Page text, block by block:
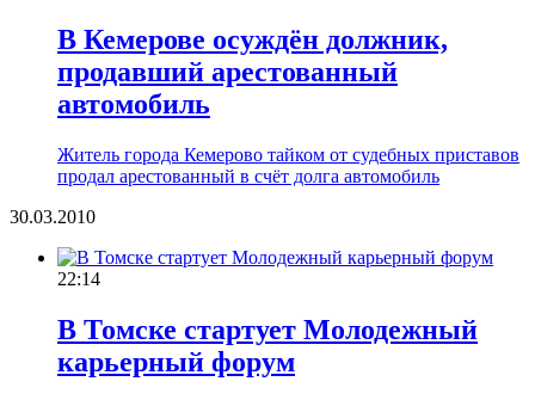
В Кемерове осуждён должник,
продавший арестованный
автомобиль
Житель города Кемерово тайком от судебных приставов
продал арестованный в счёт долга автомобиль
30.03.2010
22:14
В Томске стартует Молодежный
карьерный форум